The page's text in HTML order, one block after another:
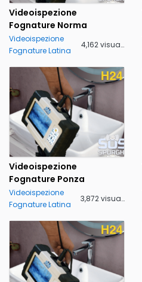
Videoispezione
Fognature Norma
Videoispezione
Fognature Latina
4,162 visualizzazioni
Videoispezione
Fognature Ponza
Videoispezione
Fognature Latina
3,872 visualizzazioni